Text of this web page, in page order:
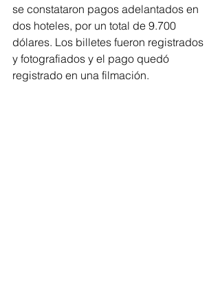
se constataron pagos adelantados en
dos hoteles, por un total de 9.700
dólares. Los billetes fueron registrados
y fotografiados y el pago quedó
registrado en una filmación.